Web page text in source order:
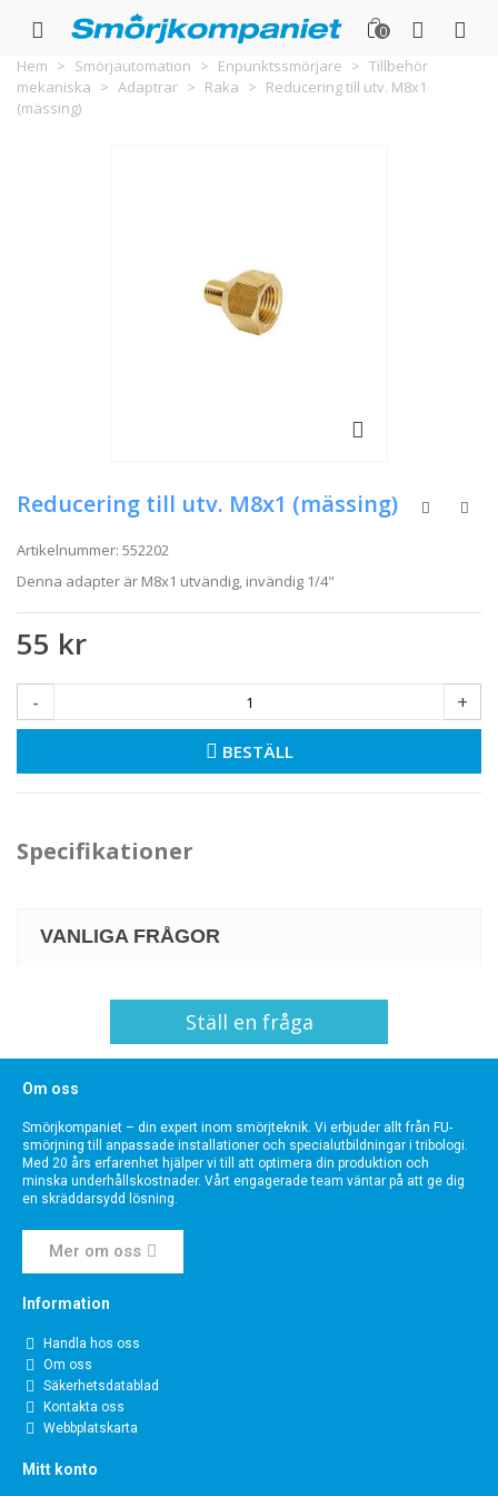
0
Hem > Smörjautomation > Enpunktssmörjare > Tillbehör
mekaniska > Adaptrar > Raka > Reducering till utv. M8x1
(mässing)
Reducering till utv. M8x1 (mässing)
Artikelnummer: 552202
Denna adapter är M8x1 utvändig, invändig 1/4"
55 kr
- +
BESTÄLL
Specifikationer
VANLIGA FRÅGOR
Ställ en fråga
Om oss
Smörjkompaniet – din expert inom smörjteknik. Vi erbjuder allt från FU-
smörjning till anpassade installationer och specialutbildningar i tribologi.
Med 20 års erfarenhet hjälper vi till att optimera din produktion och
minska underhållskostnader. Vårt engagerade team väntar på att ge dig
en skräddarsydd lösning.
Mer om oss
Information
Handla hos oss
Om oss
Säkerhetsdatablad
Kontakta oss
Webbplatskarta
Mitt konto